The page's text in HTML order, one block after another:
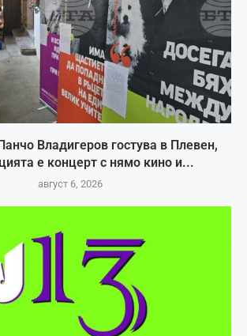
Владигеров гостува в Плевен,
е концерт с нямо кино и...
август 6, 2026